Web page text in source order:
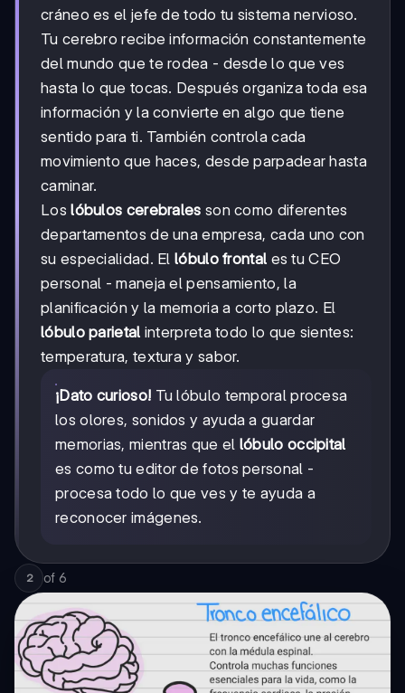
cráneo es el jefe de todo tu sistema nervioso.
Tu cerebro recibe información constantemente
del mundo que te rodea - desde lo que ves
hasta lo que tocas. Después organiza toda esa
información y la convierte en algo que tiene
sentido para ti. También controla cada
movimiento que haces, desde parpadear hasta
caminar.
Loslóbulos cerebrales son como diferentes
departamentos de una empresa, cada uno con
su especialidad. Ellóbulo frontal es tu CEO
personal - maneja el pensamiento, la
planificación y la memoria a corto plazo. El
lóbulo parietal interpreta todo lo que sientes:
temperatura, textura y sabor.
¡Dato curioso! Tu lóbulo temporal procesa
los olores, sonidos y ayuda a guardar
memorias, mientras que el lóbulo occipital
es como tu editor de fotos personal -
procesa todo lo que ves y te ayuda a
reconocer imágenes.
2 of 6